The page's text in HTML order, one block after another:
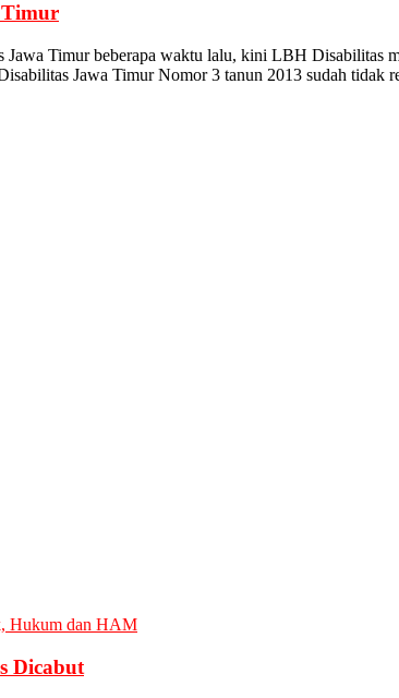
Timur
Timur beberapa waktu lalu, kini LBH Disabilitas
Jawa Timur Nomor 3 tanun 2013 sudah
Hukum dan HAM
Dicabut